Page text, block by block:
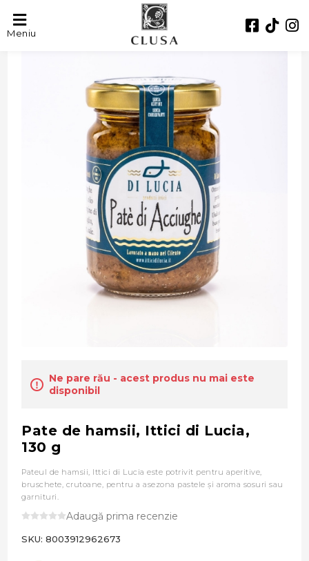
Meniu
Ne pare rău - acest produs nu mai este
disponibil
Pate de hamsii, Ittici di Lucia,
130 g
Pateul de hamsii, Ittici di Lucia este potrivit pentru aperitive,
bruschete, crutoane, pentru a asezona pastele şi aroma sosuri sau
garnituri.
Adaugă prima recenzie
SKU: 8003912962673